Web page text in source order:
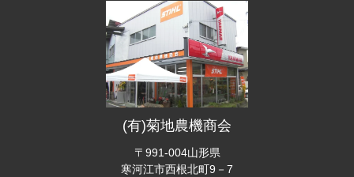
(有)菊地農機商会
〒991-004山形県
寒河江市西根北町9－7